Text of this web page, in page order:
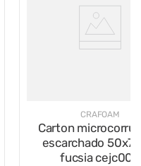
CRAFOAM
Carton
escarchado
fucsia cejc004